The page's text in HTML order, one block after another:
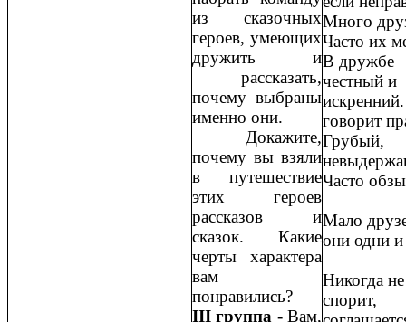
из сказочных
героев, умеющих
дружить и
рассказать,
почему выбраны
именно они.
Докажите,
почему вы взяли
в путешествие
этих героев
рассказов и
сказок. Какие
черты характера
вам
понравились?
III группа - Вам,
Много
Часто их
В дружбе
честный и
говорит
Грубый,
Часто
Мало
они одни
Никогда не
спорит,